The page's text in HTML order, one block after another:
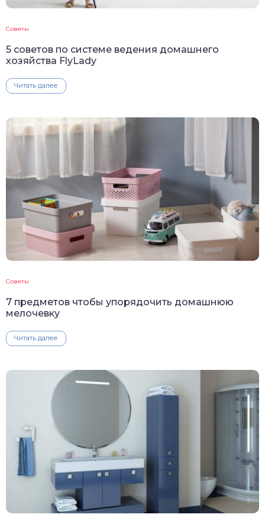
Советы
5 советов по системе ведения домашнего
хозяйства FlyLady
Читать далее
Советы
7 предметов чтобы упорядочить домашнюю
мелочевку
Читать далее